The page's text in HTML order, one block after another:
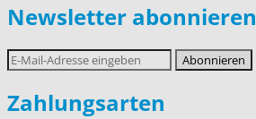
Newsletter abonnieren
E-
Mail-
Adresse
Abonnieren
Zahlungsarten